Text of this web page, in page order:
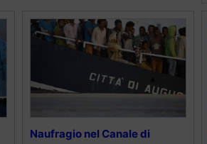
Naufragio nel Canale di